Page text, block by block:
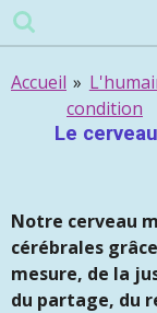
Passer
au
contenu
principal
Accueil »
condition
Le
Notre cerveau
cérébrales
mesure, de la
du partage, du